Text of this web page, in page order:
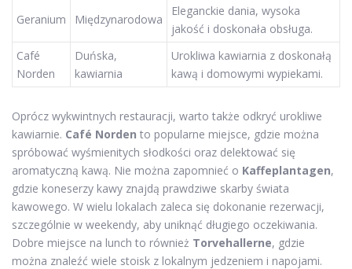
Geranium Międzynarodowa
Eleganckie dania, wysoka
jakość i doskonała obsługa.
Café
Norden
Duńska,
kawiarnia
Urokliwa kawiarnia z doskonałą
kawą i domowymi wypiekami.
Oprócz wykwintnych restauracji, warto także odkryć urokliwe
kawiarnie. Café Norden to popularne miejsce, gdzie można
spróbować wyśmienitych słodkości oraz delektować się
aromatyczną kawą. Nie można zapomnieć o Kaffeplantagen,
gdzie koneserzy kawy znajdą prawdziwe skarby świata
kawowego. W wielu lokalach zaleca się dokonanie rezerwacji,
szczególnie w weekendy, aby uniknąć długiego oczekiwania.
Dobre miejsce na lunch to również Torvehallerne, gdzie
można znaleźć wiele stoisk z lokalnym jedzeniem i napojami.